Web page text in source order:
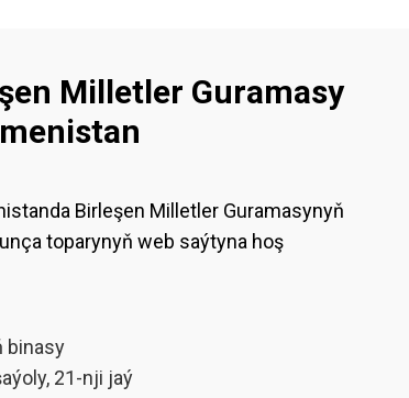
Milletler Guramasy
Birleşen Milletler Guramasynyň
toparynyň web saýtyna hoş
binasy
21-nji jaý